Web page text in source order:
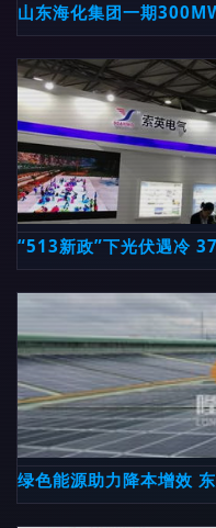
山东海化集团一期
“513新政”下光伏遇冷
绿色能源助力降本增效